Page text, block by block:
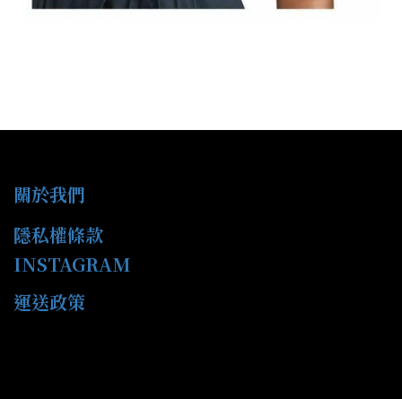
關於我們
隱私權條款
INSTAGRAM
運送政策